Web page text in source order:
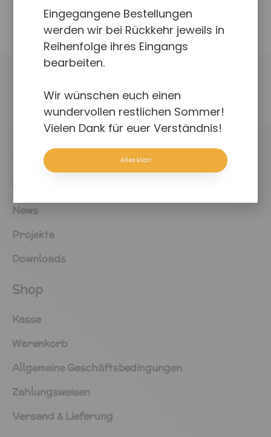
UKCouch
Shop
News
Projekte
Downloads
Shop
Kasse
Warenkorb
Allgemeine Geschäftsbedingungen
Zahlungsweisen
Versand & Lieferung
Eingegangene Bestellungen
werden wir bei Rückkehr jeweils in
Reihenfolge ihres Eingangs
bearbeiten.
Wir wünschen euch einen
wundervollen restlichen Sommer!
Vielen Dank für euer Verständnis!
Alles klar!